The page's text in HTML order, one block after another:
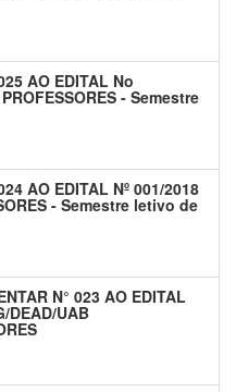
AO EDITAL No
- Semestre
AO EDITAL Nº 001/2018
- Semestre letivo de
N° 023 AO EDITAL
DEAD/UAB